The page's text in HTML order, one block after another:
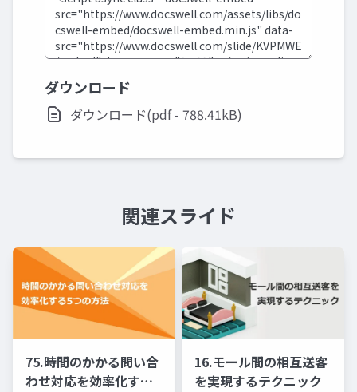
ダウンロード
ダウンロード(pdf - 788.41kB)
関連スライド
75.時間のかかる問い合
わせ対応を効率化する5
16.モール間の相互送客
を実現するテクニック